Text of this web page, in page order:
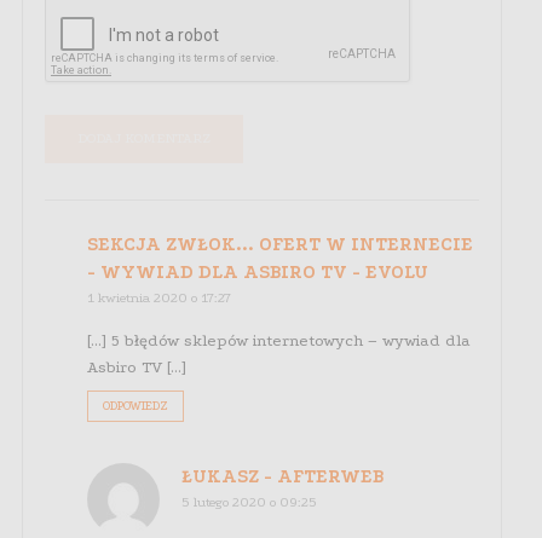
SEKCJA ZWŁOK... OFERT W INTERNECIE
- WYWIAD DLA ASBIRO TV - EVOLU
1 kwietnia 2020 o 17:27
[…] 5 błędów sklepów internetowych – wywiad dla
Asbiro TV […]
ODPOWIEDZ
ŁUKASZ - AFTERWEB
5 lutego 2020 o 09:25